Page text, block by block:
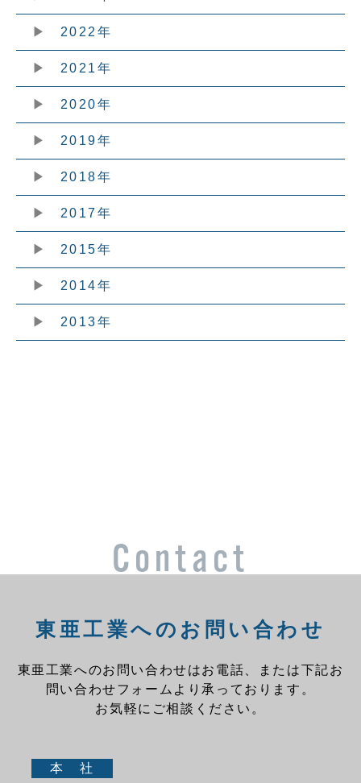
2022年
2021年
2020年
2019年
2018年
2017年
2015年
2014年
2013年
Contact
東亜工業へのお問い合わせ
東亜工業へのお問い合わせはお電話、または下記お
問い合わせフォームより承っております。
お気軽にご相談ください。
本 社